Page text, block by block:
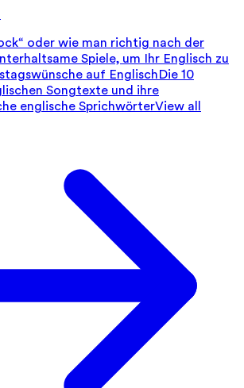
oder wie man richtig nach der
Spiele, um Ihr Englisch zu
auf EnglischDie 10
Songtexte und ihre
englische SprichwörterView all